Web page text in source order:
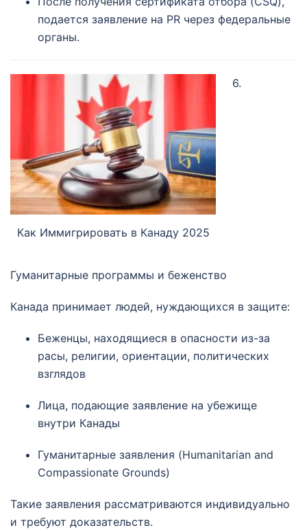
подается заявление на PR через федеральные
органы.
Как Иммигрировать в Канаду 2025
6.
Гуманитарные программы и беженство
Канада принимает людей, нуждающихся в защите:
Беженцы, находящиеся в опасности из-за
расы, религии, ориентации, политических
взглядов
Лица, подающие заявление на убежище
внутри Канады
Гуманитарные заявления (Humanitarian and
Compassionate Grounds)
Такие заявления рассматриваются индивидуально
и требуют доказательств.